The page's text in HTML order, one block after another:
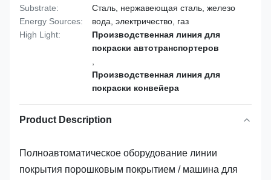
Substrate:
Сталь, нержавеющая сталь, железо
Energy Sources:
вода, электричество, газ
High Light:
Производственная линия для
покраски автотранспортеров
Производственная линия для
покраски конвейера
Product Description
Полноавтоматическое оборудование линии
покрытия порошковым покрытием / машина для